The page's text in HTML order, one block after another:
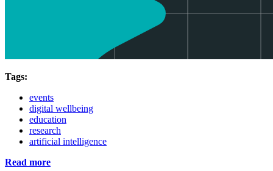
Tags:
events
digital wellbeing
education
research
artificial intelligence
Read more